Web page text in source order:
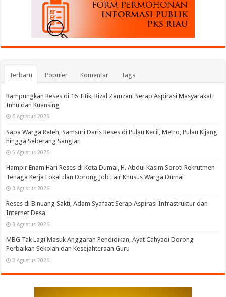
Terbaru Populer Komentar Tags
Rampungkan Reses di 16 Titik, Rizal Zamzani Serap Aspirasi Masyarakat
Inhu dan Kuansing
6 Agustus 2026
Sapa Warga Reteh, Samsuri Daris Reses di Pulau Kecil, Metro, Pulau Kijang
hingga Seberang Sanglar
5 Agustus 2026
Hampir Enam Hari Reses di Kota Dumai, H. Abdul Kasim Soroti Rekrutmen
Tenaga Kerja Lokal dan Dorong Job Fair Khusus Warga Dumai
3 Agustus 2026
Reses di Binuang Sakti, Adam Syafaat Serap Aspirasi Infrastruktur dan
Internet Desa
3 Agustus 2026
MBG Tak Lagi Masuk Anggaran Pendidikan, Ayat Cahyadi Dorong
Perbaikan Sekolah dan Kesejahteraan Guru
3 Agustus 2026